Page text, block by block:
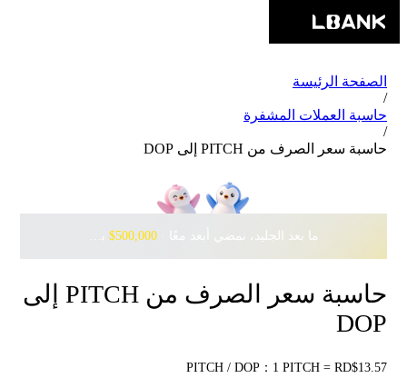
الصفحة الرئيسة
/
حاسبة العملات المشفرة
/
حاسبة سعر الصرف من PITCH إلى DOP
ما بعد الجليد، نمضي أبعد معًا · ‎ $500,000بانتظارك مع Pudgy Penguins
حاسبة سعر الصرف من PITCH إلى
DOP
PITCH / DOP：1 PITCH = RD$13.57